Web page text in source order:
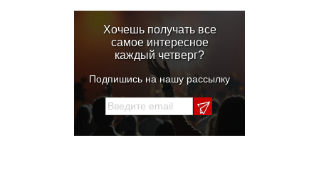
Хочешь получать все
самое интересное
каждый четверг?
Подпишись на нашу рассылку